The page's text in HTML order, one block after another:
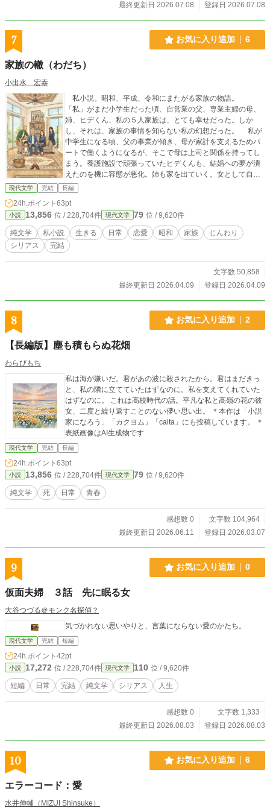
最終更新日 2026.07.08 登録日 2026.07.08
7 お気に入り追加 6
家族の轍（わだち）
小出水 宏泰
私小説。昭和、平成、令和にまたがる家族の物語。
「私」がまだ小学生だった頃、自営業の父、専業主婦の母、
姉、ヒデくん、私の５人家族は、とても幸せだった。しか
し、それは、家族の事情を知らない私の幻想だった。 私が
中学生になる頃、父の事業が傾き、母が家計を支えるためパ
ートで働くようになるが、そこで母は上司と関係を持ってし
まう。養護施設で頑張っていたヒデくんも、結婚への夢が潰
えたのを機に容態が悪化。姉も家を出ていく。女として自身
の魅力に目覚めた母は、かつて自分を苦しめた夫への復讐心
から、次々と男性との関係を深めていく。私は、変わってし
まった母の姿に戸惑い、苦しみ、同性愛に走りそうになる
が、初めての恋人である美由紀の存在に救われ、段々と自身
の生き方を確立していく。 やがて時が過ぎ、家族の形も変
わっていく。老いとともに変わり果てていく両親…その後、
父が亡くなり、私と母は、関係を修復し、濃密な時間を過ご
現代文学 完結 長編
24h.ポイント 63pt
小説 13,856 位 / 228,704件 現代文学 79 位 / 9,620件
純文学 私小説 生きる 日常 恋愛 昭和 家族
じんわり
シリアス
完結
文字数 50,858
最終更新日 2026.04.09
登録日 2026.04.09
8 お気に入り追加 2
【長編版】塵も積もらぬ花畑
わらびもち
私は海が嫌いだ。君があの波に殺されたから。君はまだきっ
と、私の隣に立てていたはずなのに。私を支えてくれていた
はずなのに。 これは高校時代の話。平凡な私と高嶺の花の彼
女、二度と繰り返すことのない儚い思い出。 ＊本作は「小説
家になろう」「カクヨム」「caita」にも投稿しています。 ＊
表紙画像はAI生成物です
現代文学 完結 長編
24h.ポイント 63pt
小説 13,856 位 / 228,704件 現代文学 79 位 / 9,620件
純文学 死 日常 青春
感想数 0
文字数 104,964
最終更新日 2026.06.11
登録日 2026.03.07
9 お気に入り追加 0
仮面夫婦 ３話 先に眠る女
大谷つづる＠モンク名探偵？
気づかれない思いやりと、言葉にならない愛のかたち。
現代文学 完結 短編
24h.ポイント 42pt
小説 17,272 位 / 228,704件 現代文学 110 位 / 9,620件
短編 日常 完結 純文学 シリアス 人生
感想数 0
文字数 1,333
最終更新日 2026.08.03
登録日 2026.08.03
10 お気に入り追加 6
エラーコード：愛
水井伸輔（MIZUI Shinsuke）